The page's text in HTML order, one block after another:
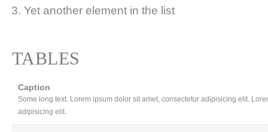
Yet another element in the list
TABLES
Caption
Some long text. Lorem ipsum dolor sit amet, consectetur adipisicing elit.
adipisicing elit.